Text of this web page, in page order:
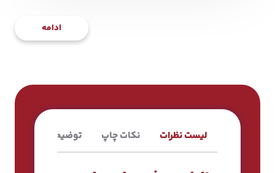
ادامه
لیست نظرات نکات چاپ توضیحات محصول